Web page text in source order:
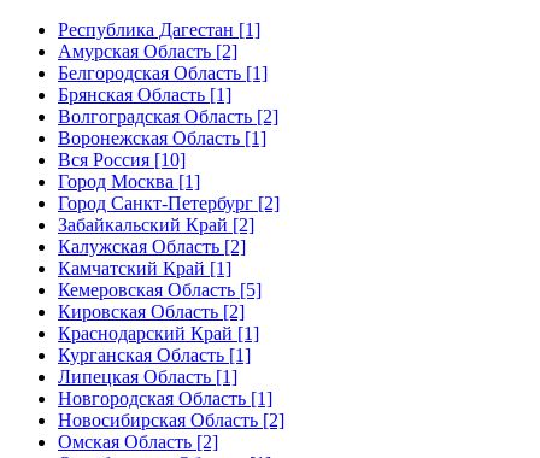
Республика Дагестан [1]
Амурская Область [2]
Белгородская Область [1]
Брянская Область [1]
Волгоградская Область [2]
Воронежская Область [1]
Вся Россия [10]
Город Москва [1]
Город Санкт-Петербург [2]
Забайкальский Край [2]
Калужская Область [2]
Камчатский Край [1]
Кемеровская Область [5]
Кировская Область [2]
Краснодарский Край [1]
Курганская Область [1]
Липецкая Область [1]
Новгородская Область [1]
Новосибирская Область [2]
Омская Область [2]